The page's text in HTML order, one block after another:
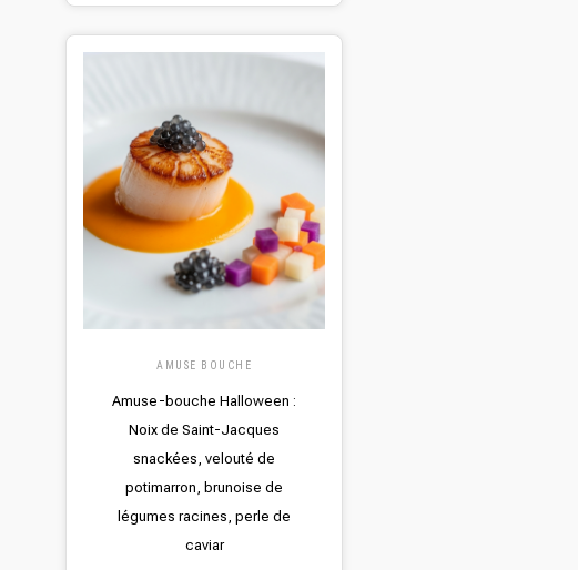
AMUSE BOUCHE
Amuse-bouche Halloween :
Noix de Saint-Jacques
snackées, velouté de
potimarron, brunoise de
légumes racines, perle de
caviar